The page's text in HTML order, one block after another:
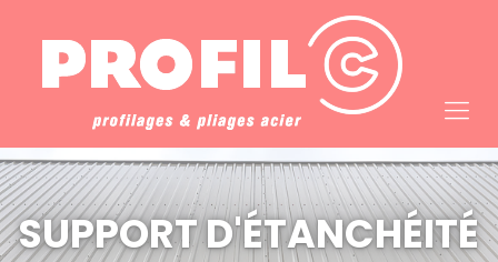
SUPPORT D'ÉTANCHÉITÉ